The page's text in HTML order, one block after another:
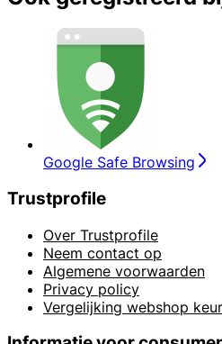
Google Safe Browsing
Trustprofile
Over Trustprofile
Neem contact op
Algemene voorwaarden
Privacy policy
Vergelijking webshop